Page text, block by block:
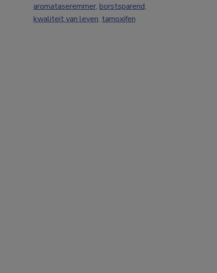
aromataseremmer, borstsparend,
kwaliteit van leven, tamoxifen